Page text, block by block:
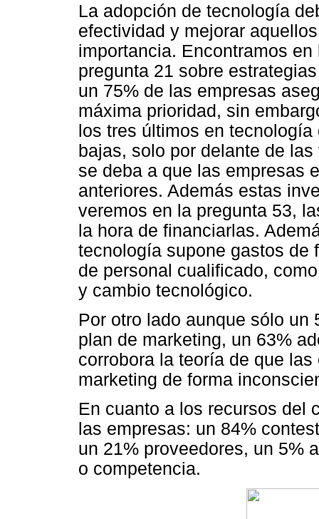
La adopción de tecnología
efectividad y mejorar
importancia. Encontramos
pregunta 21 sobre
un 75% de las empresas
máxima prioridad, sin
los tres últimos en
bajas, solo por delante de
se deba a que las empresas
anteriores. Además estas
veremos en la pregunta 53,
la hora de financiarlas.
tecnología supone gastos de
de personal cualificado,
y cambio tecnológico.
Por otro lado aunque sólo un
plan de marketing, un 63%
corrobora la teoría de que
marketing de forma
En cuanto a los recursos del
las empresas: un 84%
un 21% proveedores, un 5%
o competencia.